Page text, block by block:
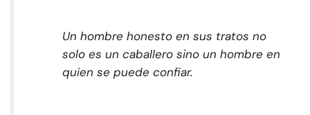
Un hombre honesto en sus tratos no
solo es un caballero sino un hombre en
quien se puede confiar.